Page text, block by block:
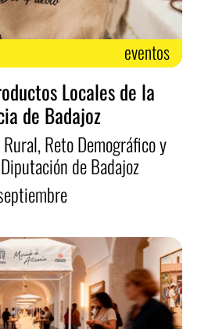
eventos
Locales de la
de Badajoz
Reto Demográfico y
de Badajoz